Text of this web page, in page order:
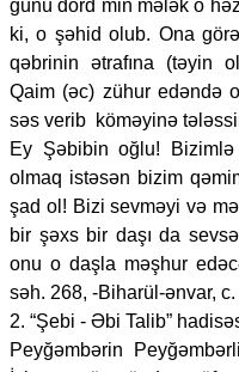
günü dörd min mələk o
ki, o şəhid olub. Ona
qəbrinin ətrafına (təyin
Qaim (əc) zühur edəndə
səs verib köməyinə
Ey Şəbibin oğlu!
olmaq istəsən bizim
şad ol! Bizi sevməyi və
bir şəxs bir daşı da
onu o daşla məşhur
səh. 268, -Biharül-ənvar,
2. “Şebi - Əbi Talib”
Peyğəmbərin